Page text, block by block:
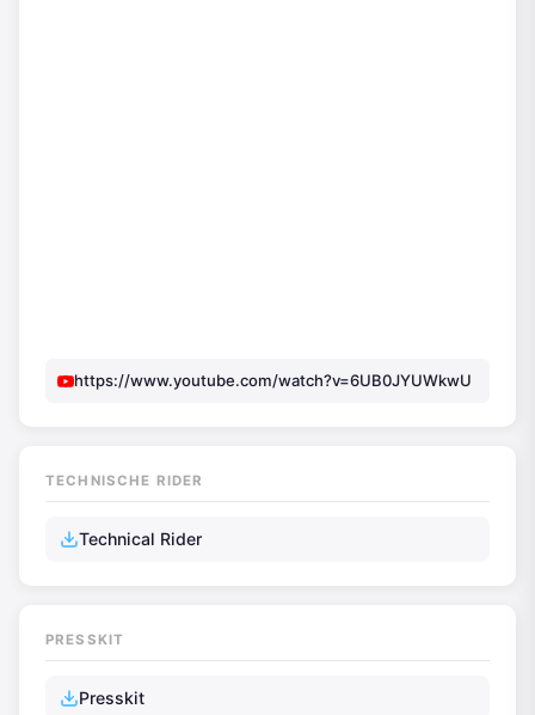
https://www.youtube.com/watch?v=6UB0JYUWkwU
TECHNISCHE RIDER
Technical Rider
PRESSKIT
Presskit